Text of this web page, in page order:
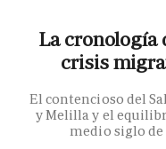
La cronología
crisis
El contencioso del
y Melilla y el
medio siglo